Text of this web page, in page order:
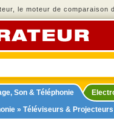
le moteur de comparaison
Son & Téléphonie
» Téléviseurs & Projecteurs